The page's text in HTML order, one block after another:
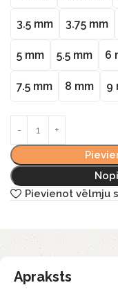
3.5 mm 3.75 mm
5 mm 5.5 mm 6
7.5 mm 8 mm 9
Pievienot vēlmju
Apraksts